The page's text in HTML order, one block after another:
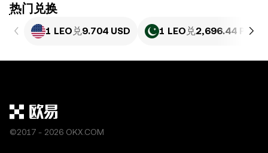
ִִִִִִִִִִִִִִִִִִִִִִִִִִִִִִִִִִִִִִִִִִִִִִִִ热门兑换
1 LEO 兑9.704 USD 1 LEO 兑2,696.44 PKR
©2017 - 2026 OKX.COM